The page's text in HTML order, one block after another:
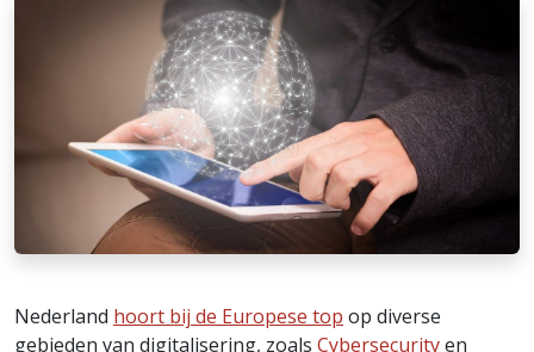
Nederland hoort bij de Europese top op diverse
gebieden van digitalisering, zoals Cybersecurityen